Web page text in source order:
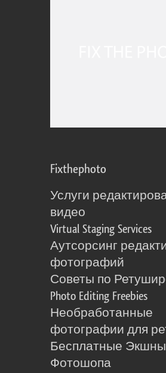
Fixthephoto
Услуги
видео
Virtual Staging Services
Аутсорсинг
фотографий
Советы по
Photo Editing Freebies
Необработанные
фотографии для
Бесплатные
Фотошопа